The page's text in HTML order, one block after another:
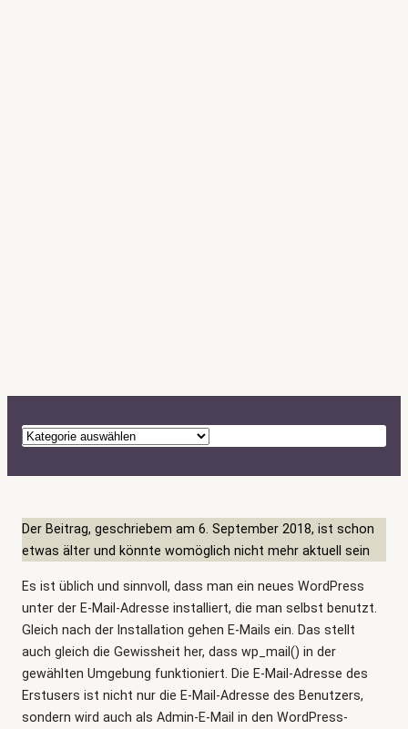
K
t
g
r
i
e
n
Der Beitrag, geschriebem am 6. September 2018, ist schon
etwas älter und könnte womöglich nicht mehr aktuell sein
Es ist üblich und sinnvoll, dass man ein neues WordPress
unter der E-Mail-Adresse installiert, die man selbst benutzt.
Gleich nach der Installation gehen E-Mails ein. Das stellt
auch gleich die Gewissheit her, dass wp_mail() in der
gewählten Umgebung funktioniert. Die E-Mail-Adresse des
Erstusers ist nicht nur die E-Mail-Adresse des Benutzers,
sondern wird auch als Admin-E-Mail in den WordPress-